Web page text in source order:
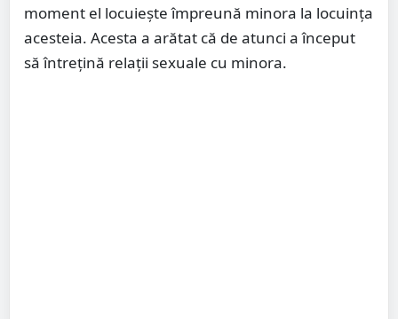
moment el locuieşte împreună minora la locuința
acesteia. Acesta a arătat că de atunci a început
să întrețină relații sexuale cu minora.